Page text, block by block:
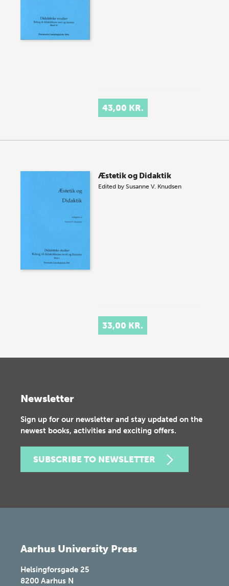
43,00 KR.
Æstetik og Didaktik
Edited bySusanne V. Knudsen
33,00 KR.
Newsletter
Sign up for our newsletter and stay updated on the
newest books, activities and exciting offers.
SUBSCRIBE TO NEWSLETTER
Aarhus University Press
Helsingforsgade 25
8200 Aarhus N